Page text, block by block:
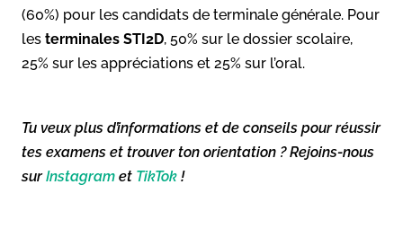
(60%) pour les candidats de terminale générale. Pour
les terminales STI2D, 50% sur le dossier scolaire,
25% sur les appréciations et 25% sur l’oral.
Tu veux plus d’informations et de conseils pour réussir
tes examens et trouver ton orientation ? Rejoins-nous
surInstagram et TikTok !